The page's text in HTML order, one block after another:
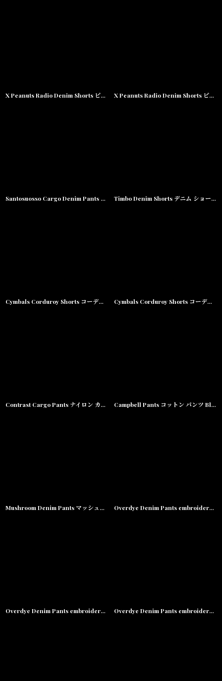
X Peanuts Radio Denim Shorts ピーナッツ ラジオ デニム ショーツ X Peanuts Radio Denim Shorts ピーナッツ ラジオ デニム ショーツ
Santosuosso Cargo Denim Pants カーゴ パンツ Dark Forest Green Timbo Denim Shorts デニム ショーツ
Cymbals Corduroy Shorts コーデュロイ ショーツ Cymbals Corduroy Shorts コーデュロイ ショーツ
Contrast Cargo Pants ナイロン カーゴ パンツ Campbell Pants コットン パンツ Black
Mushroom Denim Pants マッシュルーム デニム 刺繍 ルーズフィット パンツ Washed Indigo Overdye Denim Pants embroidery Pants セレクター カラー デニム 刺繍 バギー ペインター パンツ Washed Clay
Overdye Denim Pants embroidery Pants セレクター カラー デニム 刺繍 バギー ペインター パンツ Dusk Blue Overdye Denim Pants embroidery Pants セレクター カラー デニム 刺繍 バギー ペインター パンツ Ivy Green